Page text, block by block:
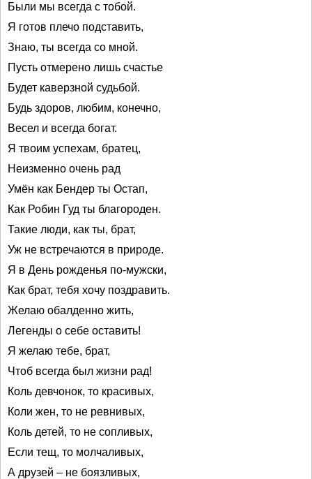
Были мы всегда с тобой.
Я готов плечо подставить,
Знаю, ты всегда со мной.
Пусть отмерено лишь счастье
Будет каверзной судьбой.
Будь здоров, любим, конечно,
Весел и всегда богат.
Я твоим успехам, братец,
Неизменно очень рад
Умён как Бендер ты Остап,
Как Робин Гуд ты благороден.
Такие люди, как ты, брат,
Уж не встречаются в природе.
Я в День рожденья по-мужски,
Как брат, тебя хочу поздравить.
Желаю обалденно жить,
Легенды о себе оставить!
Я желаю тебе, брат,
Чтоб всегда был жизни рад!
Коль девчонок, то красивых,
Коли жен, то не ревнивых,
Коль детей, то не сопливых,
Если тещ, то молчаливых,
А друзей – не боязливых,